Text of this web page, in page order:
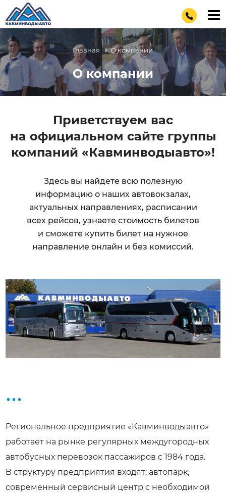
Главная О компании
О компании
Приветствуем вас
на официальном сайте группы
компаний «Кавминводыавто»!
Здесь вы найдете всю полезную
информацию о наших автовокзалах,
актуальных направлениях, расписании
всех рейсов, узнаете стоимость билетов
и сможете купить билет на нужное
направление онлайн и без комиссий.
...
Региональное предприятие «Кавминводыавто»
работает на рынке регулярных междугородных
автобусных перевозок пассажиров с 1984 года.
В структуру предприятия входят: автопарк,
современный сервисный центр с необходимой